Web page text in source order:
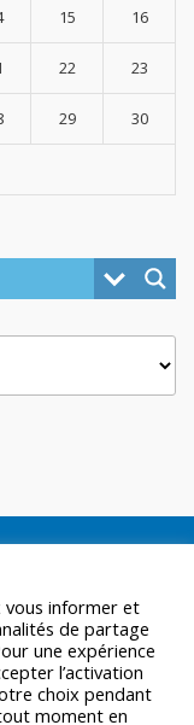
15 16
22 23
29 30
vous informer et
de partage
une expérience
l’activation
choix pendant
moment en